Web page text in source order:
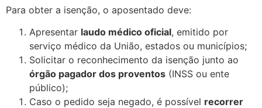
Para obter a isenção, o aposentado deve:
Apresentar laudo médico oficial, emitido por
serviço médico da União, estados ou municípios;
Solicitar o reconhecimento da isenção junto ao
órgão pagador dos proventos (INSS ou ente
público);
Caso o pedido seja negado, é possível recorrer